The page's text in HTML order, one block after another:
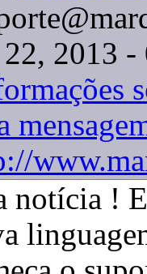
22, 2013 -
notícia !